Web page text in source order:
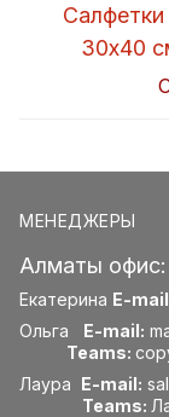
30x40
МЕНЕДЖЕРЫ
Алматы офис:
Екатерина E-
Ольга E-mail:
Teams:
Лаура E-mail:
Teams: